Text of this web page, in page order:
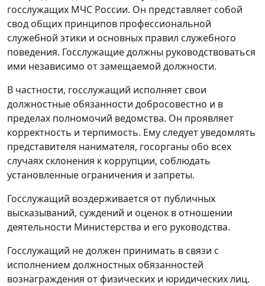
госслужащих МЧС России. Он представляет собой
свод общих принципов профессиональной
служебной этики и основных правил служебного
поведения. Госслужащие должны руководствоваться
ими независимо от замещаемой должности.
В частности, госслужащий исполняет свои
должностные обязанности добросовестно и в
пределах полномочий ведомства. Он проявляет
корректность и терпимость. Ему следует уведомлять
представителя нанимателя, госорганы обо всех
случаях склонения к коррупции, соблюдать
установленные ограничения и запреты.
Госслужащий воздерживается от публичных
высказываний, суждений и оценок в отношении
деятельности Министерства и его руководства.
Госслужащий не должен принимать в связи с
исполнением должностных обязанностей
вознаграждения от физических и юридических лиц.